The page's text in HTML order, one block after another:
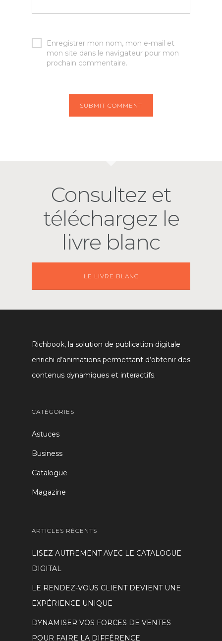
Enregistrer mon nom, mon e-mail et
mon site dans le navigateur pour mon
prochain commentaire.
Consultez et
téléchargez le
livre blanc
LE LIVRE BLANC
Richbook, la solution de publication digitale
enrichi d’animations permettant d’obtenir des
contenus dynamiques et interactifs.
CATÉGORIES
Astuces
Business
Catalogue
Magazine
ARTICLES RÉCENTS
LISEZ AUTREMENT AVEC LE CATALOGUE
DIGITAL
LE RENDEZ-VOUS CLIENT DEVIENT UNE
EXPÉRIENCE UNIQUE
DYNAMISER VOS FORCES DE VENTES
POUR FAIRE LA DIFFÉRENCE